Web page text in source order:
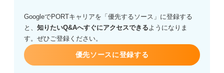
GoogleでPORTキャリアを「優先するソース」に登録する
と、 知りたいQ&Aへすぐにアクセスできるようになりま
す。ぜひご登録ください。
優先ソースに登録する